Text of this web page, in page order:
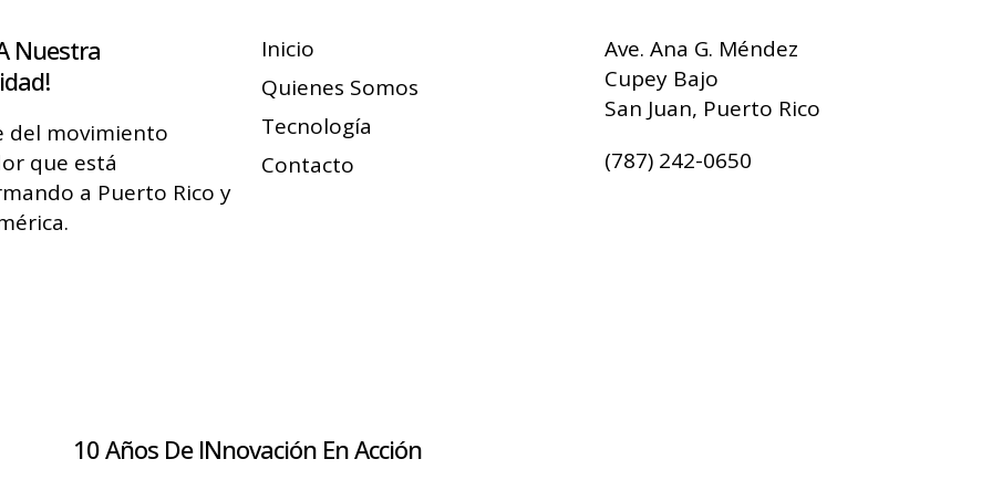
Nuestra
del movimiento
que está
a Puerto Rico y
Inicio
Quienes Somos
Tecnología
Contacto
Ave. Ana G. Méndez
Cupey Bajo
San Juan, Puerto Rico
(787) 242-0650
10 Años De INnovación En Acción